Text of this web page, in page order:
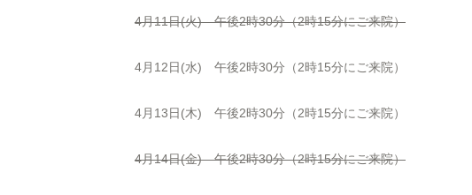
4月11日(火) 午後2時30分（2時15分にご来院）
4月12日(水) 午後2時30分（2時15分にご来院）
4月13日(木) 午後2時30分（2時15分にご来院）
4月14日(金) 午後2時30分（2時15分にご来院）